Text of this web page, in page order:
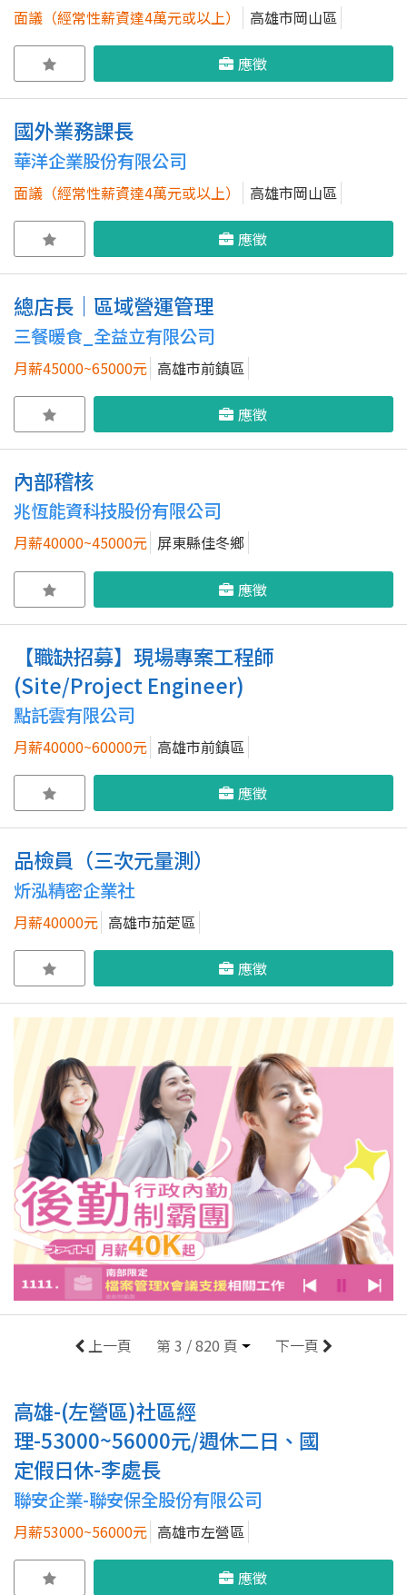
面議（經常性薪資達4萬元或以上） 高雄市岡山區
應徵
國外業務課長
華洋企業股份有限公司
面議（經常性薪資達4萬元或以上） 高雄市岡山區
應徵
總店長｜區域營運管理
三餐暖食_全益立有限公司
月薪45000~65000元 高雄市前鎮區
應徵
內部稽核
兆恆能資科技股份有限公司
月薪40000~45000元 屏東縣佳冬鄉
應徵
【職缺招募】現場專案工程師
(Site/Project Engineer)
點託雲有限公司
月薪40000~60000元 高雄市前鎮區
應徵
品檢員（三次元量測）
炘泓精密企業社
月薪40000元 高雄市茄萣區
應徵
上一頁 第 3 / 820 頁 下一頁
高雄-(左營區)社區經
理-53000~56000元/週休二日、國
定假日休-李處長
聯安企業-聯安保全股份有限公司
月薪53000~56000元 高雄市左營區
應徵